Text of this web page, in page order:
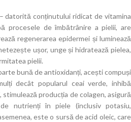
– datorită conținutului ridicat de vitamina
procesele de îmbătrânire a pielii, are
regenerarea epidermei și luminează
ușor, unge și hidratează pielea,
pielii.
bună de antioxidanți, acești compuși
decât popularul ceai verde, inhibă
producția de colagen, asigură
nutrienți în piele (inclusiv potasiu,
este o sursă de acid oleic, care